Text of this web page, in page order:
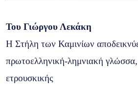
Του Γιώργου Λεκάκη
Η Στήλη των Καμινίων
πρωτοελληνική-λημνιακή γλώσσα,
ετρουσκικής